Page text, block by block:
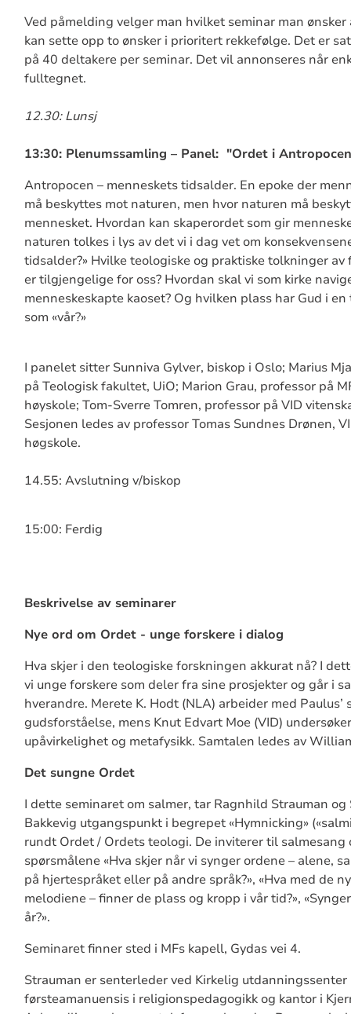
Ved påmelding velger man hvilket seminar man ønsker
kan sette opp to ønsker i prioritert rekkefølge. Det er
på 40 deltakere per seminar. Det vil annonseres når
fulltegnet.
12.30: Lunsj
13:30: Plenumssamling – Panel: "Ordet i
Antropocen – menneskets tidsalder. En epoke der
må beskyttes mot naturen, men hvor naturen må
mennesket. Hvordan kan skaperordet som gir
naturen tolkes i lys av det vi i dag vet om
tidsalder?» Hvilke teologiske og praktiske tolkninger
er tilgjengelige for oss? Hvordan skal vi som kirke
menneskeskapte kaoset? Og hvilken plass har Gud i
som «vår?»
I panelet sitter Sunniva Gylver, biskop i Oslo; Marius
på Teologisk fakultet, UiO; Marion Grau, professor på
høyskole; Tom-Sverre Tomren, professor på VID
Sesjonen ledes av professor Tomas Sundnes Drønen,
høgskole.
14.55: Avslutning v/biskop
15:00: Ferdig
Beskrivelse av seminarer
Nye ord om Ordet - unge forskere i dialog
Hva skjer i den teologiske forskningen akkurat nå? I
vi unge forskere som deler fra sine prosjekter og går i
hverandre. Merete K. Hodt (NLA) arbeider med Paulus’
gudsforståelse, mens Knut Edvart Moe (VID)
upåvirkelighet og metafysikk. Samtalen ledes av
Det sungne Ordet
I dette seminaret om salmer, tar Ragnhild Strauman
Bakkevig utgangspunkt i begrepet «Hymnicking»
rundt Ordet / Ordets teologi. De inviterer til salmesang
spørsmålene «Hva skjer når vi synger ordene – alene,
på hjertespråket eller på andre språk?», «Hva med de
melodiene – finner de plass og kropp i vår tid?»,
år?».
Seminaret finner sted i MFs kapell, Gydas vei 4.
Strauman er senterleder ved Kirkelig utdanningssenter
førsteamanuensis i religionspedagogikk og kantor i